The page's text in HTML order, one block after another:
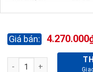
4.270.000
GHẾ LÃNH ĐẠO SG909-